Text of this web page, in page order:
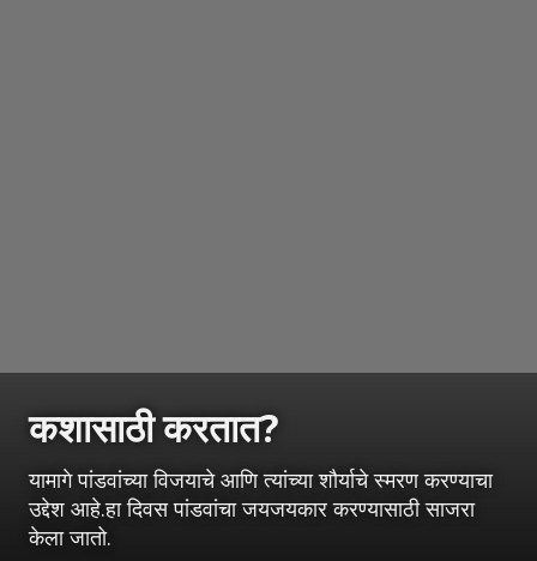
कशासाठी करतात?
यामागे पांडवांच्या विजयाचे आणि त्यांच्या शौर्याचे स्मरण करण्याचा
उद्देश आहे.हा दिवस पांडवांचा जयजयकार करण्यासाठी साजरा
केला जातो.